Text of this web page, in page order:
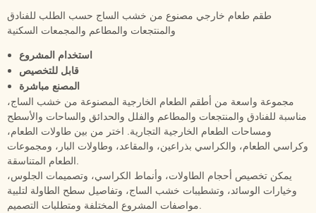
طقم طعام خارجي مصنوع من خشب الساج حسب الطلب للفنادق
والمنتجعات والمطاعم والمجمعات السكنية
استخدام المشروع
قابل للتخصيص
المصنع مباشرة
مجموعة واسعة من أطقم الطعام الخارجية المصنوعة من خشب الساج،
مناسبة للفنادق والمنتجعات والمطاعم والفلل والحدائق والساحات والأسطح
ومساحات الطعام الخارجية التجارية. اختر من بين طاولات الطعام،
وكراسي الطعام، والكراسي بذراعين، والمقاعد، وطاولات البار، ومجموعات
الطعام المتناسقة.
يمكن تخصيص أحجام الطاولات، وأنماط الكراسي، وتصميمات الجلوس،
وخيارات الوسائد، وتشطيبات خشب الساج، وتفاصيل سطح الطاولة لتلبية
مواصفات المشروع المختلفة ومتطلبات التصميم.